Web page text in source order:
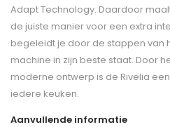
Adapt Technology. Daardoor
de juiste manier voor een extra
begeleidt je door de stappen van
machine in zijn beste staat. Door
moderne ontwerp is de Rivelia
iedere keuken.
Aanvullende informatie